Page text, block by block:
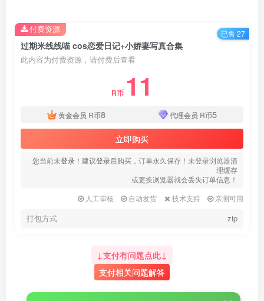
过期米线线喵 cos恋爱日记+小娇妻写真合集
此内容为付费资源，请付费后查看
R币 11
黄金会员 R币8 代理会员 R币5
立即购买
您当前未登录 ！建议登录后购买，订单永久保存！未登录浏览器清
理缓存
或更换浏览器就会丢失订单信息！
人工审核
自动发货 技术支持 亲测可用
打包方式 zip
付费资源 已售 27
↓支付有问题点此↓
支付相关问题解答